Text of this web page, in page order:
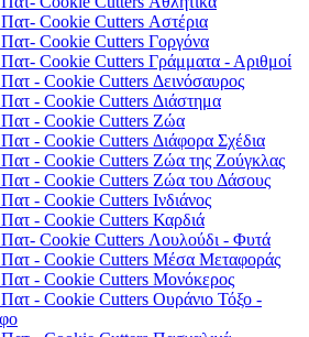
Cookie Cutters Αστέρια
Cookie Cutters Γοργόνα
Cookie Cutters Γράμματα - Αριθμοί
- Cookie Cutters Δεινόσαυρος
- Cookie Cutters Διάστημα
- Cookie Cutters Ζώα
- Cookie Cutters Διάφορα Σχέδια
- Cookie Cutters Ζώα της Ζούγκλας
- Cookie Cutters Ζώα του Δάσους
- Cookie Cutters Ινδιάνος
- Cookie Cutters Καρδιά
Cookie Cutters Λουλούδι - Φυτά
- Cookie Cutters Μέσα Μεταφοράς
- Cookie Cutters Μονόκερος
- Cookie Cutters Ουράνιο Τόξο -